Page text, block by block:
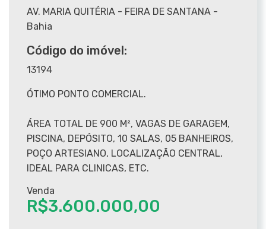
AV. MARIA QUITÉRIA - FEIRA DE SANTANA -
Bahia
Código do imóvel:
13194
ÓTIMO PONTO COMERCIAL.
ÁREA TOTAL DE 900 M², VAGAS DE GARAGEM,
PISCINA, DEPÓSITO, 10 SALAS, 05 BANHEIROS,
POÇO ARTESIANO, LOCALIZAÇÃO CENTRAL,
IDEAL PARA CLINICAS, ETC.
Venda
R$3.600.000,00